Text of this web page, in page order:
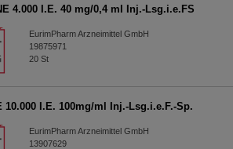
4.000 I.E. 40 mg/0,4 ml Inj.-Lsg.i.e.FS
EurimPharm Arzneimittel GmbH
19875971
20St
10.000 I.E. 100mg/ml Inj.-Lsg.i.e.F.-Sp.
EurimPharm Arzneimittel GmbH
13907629